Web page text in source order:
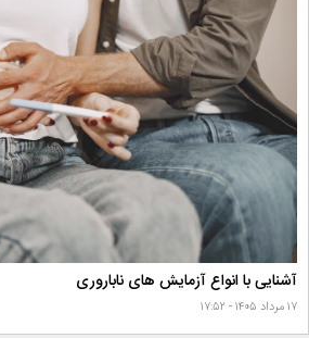
آشنایی با انواع آزمایش های ناباروری
۱۷ مرداد ۱۴۰۵ - ۱۷:۵۲